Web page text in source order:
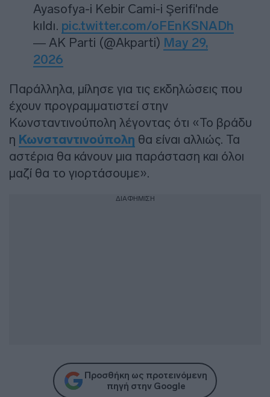
Ayasofya-i Kebir Cami-i Şerifi'nde
kıldı. pic.twitter.com/oFEnKSNADh
— AK Parti (@Akparti) May 29,
2026
Παράλληλα, μίλησε για τις εκδηλώσεις που
έχουν προγραμματιστεί στην
Κωνσταντινούπολη λέγοντας ότι «Το βράδυ
η Κωνσταντινούπολη θα είναι αλλιώς. Τα
αστέρια θα κάνουν μια παράσταση και όλοι
μαζί θα το γιορτάσουμε».
ΔΙΑΦΗΜΙΣΗ
Προσθήκη ως προτεινόμενη
πηγή στην Google